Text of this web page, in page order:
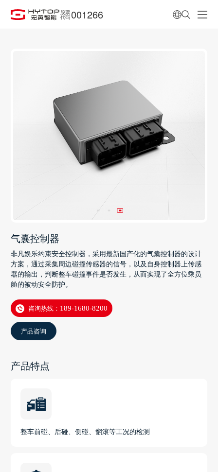
股票
代码 001266
气囊控制器
非凡娱乐约束安全控制器，采用最新国产化的气囊控制器的设计
方案，通过采集周边碰撞传感器的信号，以及自身控制器上传感
器的输出，判断整车碰撞事件是否发生，从而实现了全方位乘员
舱的被动安全防护。
咨询热线： 189-1680-8200
产品咨询
产品特点
整车前碰、后碰、侧碰、翻滚等工况的检测